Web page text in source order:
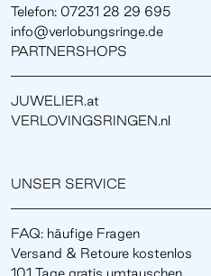
Telefon: 07231 28 29 695
info@verlobungsringe.de
PARTNERSHOPS
JUWELIER.at
VERLOVINGSRINGEN.nl
UNSER SERVICE
FAQ: häufige Fragen
Versand & Retoure kostenlos
101 Tage gratis umtauschen